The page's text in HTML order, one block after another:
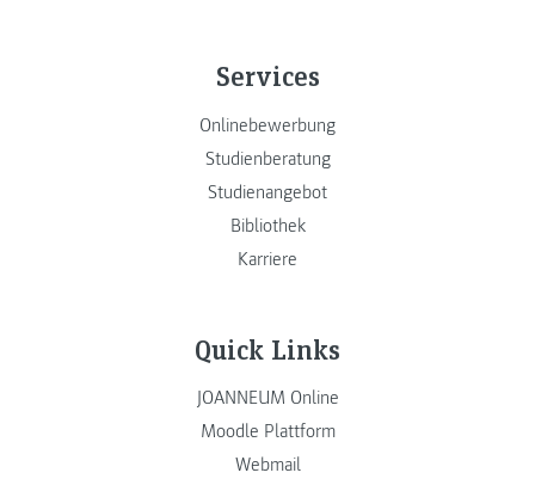
Services
Onlinebewerbung
Studienberatung
Studienangebot
Bibliothek
Karriere
Quick Links
JOANNEUM Online
Moodle Plattform
Webmail